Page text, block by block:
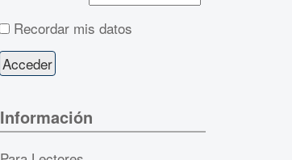
Recordar mis datos
Información